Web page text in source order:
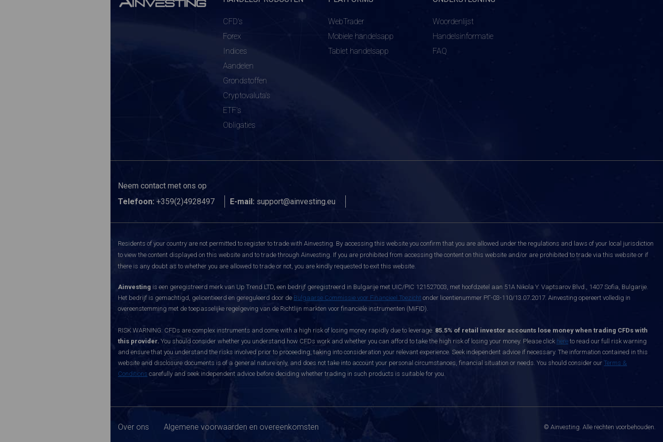
CFD's
Forex
Indices
Aandelen
Grondstoffen
Cryptovaluta's
ETF's
Obligaties
WebTrader
Mobiele handelsapp
Tablet handelsapp
Woordenlijst
Handelsinformatie
FAQ
Neem contact met ons op
Telefoon: +359(2)4928497 E-mail: support@ainvesting.eu
Residents of your country are not permitted to register to trade with Ainvesting. By accessing this website you confirm that you are allowed under the regulations and laws of your local jurisdiction
to view the content displayed on this website and to trade through Ainvesting. If you are prohibited from accessing the content on this website and/or are prohibited to trade via this website or if
there is any doubt as to whether you are allowed to trade or not, you are kindly requested to exit this website.
Ainvesting is een geregistreerd merk van Up Trend LTD, een bedrijf geregistreerd in Bulgarije met UIC/PIC 121527003, met hoofdzetel aan 51A Nikola Y. Vaptsarov Blvd., 1407 Sofia, Bulgarije.
Het bedrijf is gemachtigd, gelicentieerd en gereguleerd door de Bulgaarse Commissie voor Financieel Toezicht onder licentienummer РГ-03-110/13.07.2017. Ainvesting opereert volledig in
overeenstemming met de toepasselijke regelgeving van de Richtlijn markten voor financiële instrumenten (MiFID).
RISK WARNING: CFDs are complex instruments and come with a high risk of losing money rapidly due to leverage. 85.5% of retail investor accounts lose money when trading CFDs with
this provider. You should consider whether you understand how CFDs work and whether you can afford to take the high risk of losing your money. Please click here to read our full risk warning
and ensure that you understand the risks involved prior to proceeding, taking into consideration your relevant experience. Seek independent advice if necessary. The information contained in this
website and disclosure documents is of a general nature only, and does not take into account your personal circumstances, financial situation or needs. You should consider our Terms &
Conditions carefully and seek independent advice before deciding whether trading in such products is suitable for you.
Over ons Algemene voorwaarden en overeenkomsten © Ainvesting. Alle rechten voorbehouden.